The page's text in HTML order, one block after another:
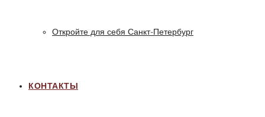
Откройте для себя Санкт-Петербург
КОНТАКТЫ